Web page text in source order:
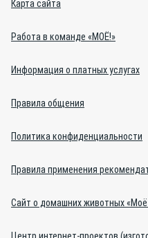
Карта сайта
Работа в команде «МОЁ!»
Информация о платных услугах
Правила общения
Политика конфиденциальности
Правила применения
Сайт о домашних животных «Моё